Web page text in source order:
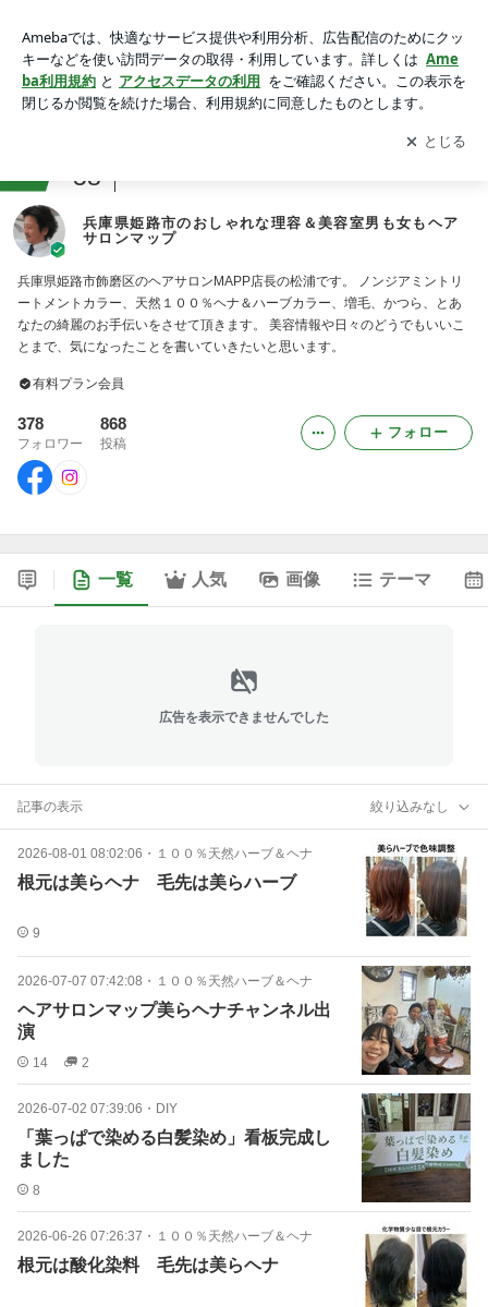
ップ
アプリをダウンロードして ブログの更新通知
を受け取りまし
ょう。
開く
58
兵庫県姫路市のおしゃれな理容＆美容室男も女もヘア
サロンマップ
兵庫県姫路市飾磨区のヘアサロンMAPP店長の松浦です。 ノンジアミントリ
ートメントカラー、天然１００％ヘナ＆ハーブカラー、増毛、かつら、とあ
なたの綺麗のお手伝いをさせて頂きます。 美容情報や日々のどうでもいいこ
とまで、気になったことを書いていきたいと思います。
有料プラン会員
378
フォロワー
868
投稿
フォロー
一覧 人気 画像 テーマ
広告を表示できませんでした
記事の表示 絞り込みなし
2026-08-01 08:02:06 ・ １００％天然ハーブ＆ヘナ
根元は美らヘナ 毛先は美らハーブ
9
2026-07-07 07:42:08 ・ １００％天然ハーブ＆ヘナ
ヘアサロンマップ美らヘナチャンネル出
演
14 2
2026-07-02 07:39:06 ・ DIY
「葉っぱで染める白髪染め」看板完成し
ました
8
2026-06-26 07:26:37 ・ １００％天然ハーブ＆ヘナ
根元は酸化染料 毛先は美らヘナ